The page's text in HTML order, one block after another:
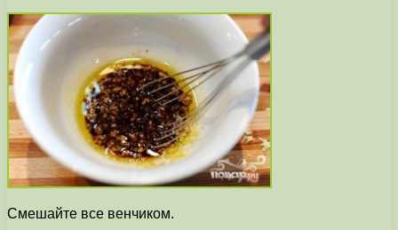
Смешайте все венчиком.